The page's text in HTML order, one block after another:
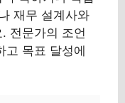
재무 설계사와
전문가의 조언
고 목표 달성에